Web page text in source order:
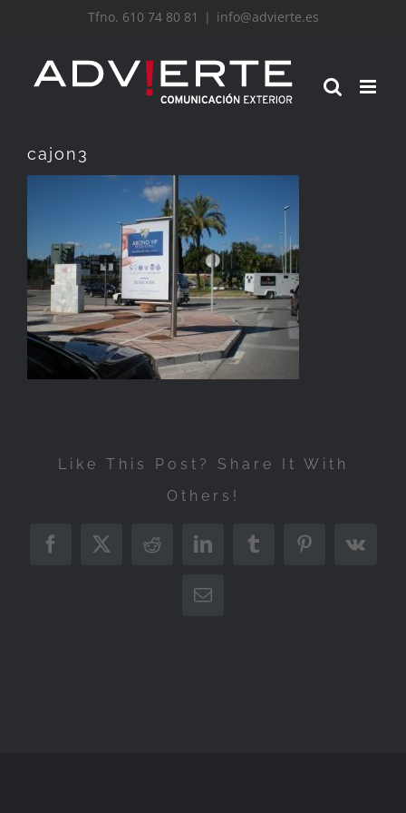
contenido
Tfno. 610 74 80 81 | info@advierte.es
cajon3
Like This Post? Share It With
Others!
Facebook
X RedditLinkedInTumblrPinterest
Vk
Correo